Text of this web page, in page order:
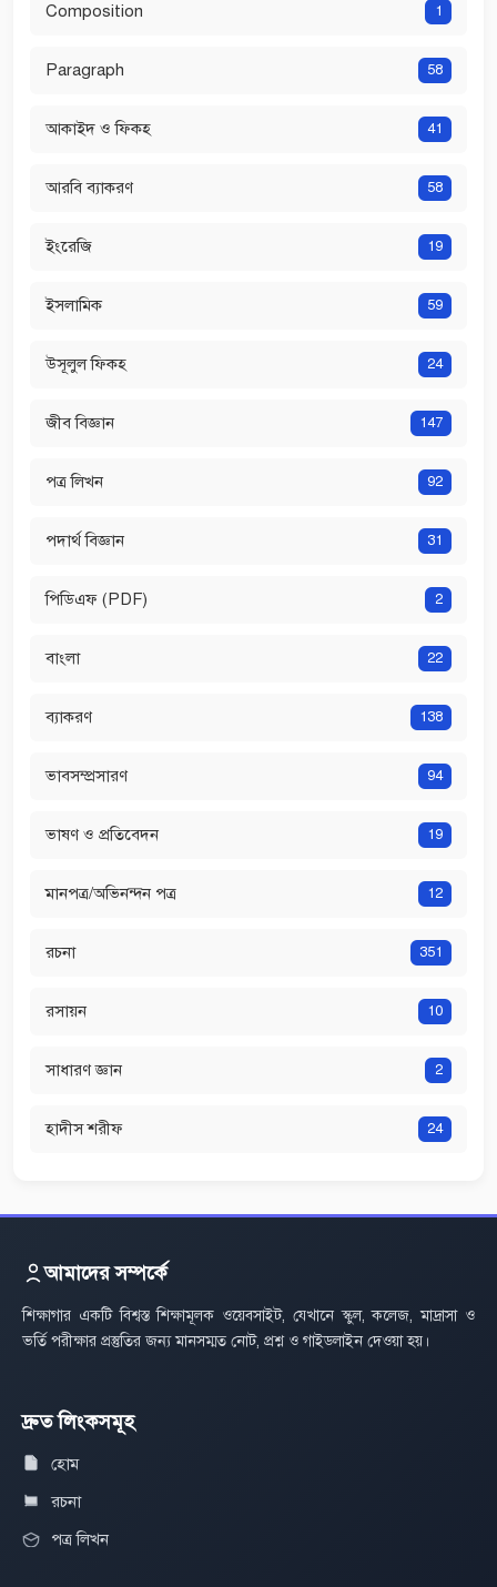
Composition 1
Paragraph 58
আকাইদ ও ফিকহ 41
আরবি ব্যাকরণ 58
ইংরেজি 19
ইসলামিক 59
উসূলুল ফিকহ 24
জীব বিজ্ঞান 147
পত্র লিখন 92
পদার্থ বিজ্ঞান 31
পিডিএফ (PDF) 2
বাংলা 22
ব্যাকরণ 138
ভাবসম্প্রসারণ 94
ভাষণ ও প্রতিবেদন 19
মানপত্র/অভিনন্দন পত্র 12
রচনা 351
রসায়ন 10
সাধারণ জ্ঞান 2
হাদীস শরীফ 24
আমাদের সম্পর্কে
শিক্ষাগার একটি বিশ্বস্ত শিক্ষামূলক ওয়েবসাইট, যেখানে স্কুল, কলেজ, মাদ্রাসা ও
ভর্তি পরীক্ষার প্রস্তুতির জন্য মানসম্মত নোট, প্রশ্ন ও গাইডলাইন দেওয়া হয়।
দ্রুত লিংকসমূহ
হোম
রচনা
পত্র লিখন